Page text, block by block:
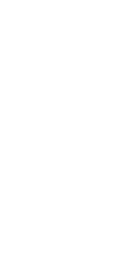
汪洋书记对《市重
湖北省工商局刘贤
开展四大高危行业
万州局重庆代办公
市重庆代办公司局
高新园分局采取三